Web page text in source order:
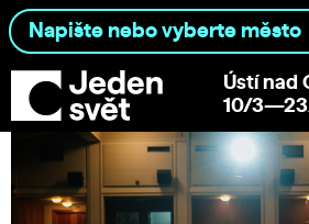
Ústí nad
10/